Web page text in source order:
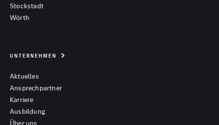
Stockstadt
Wörth
UNTERNEHMEN
Aktuelles
Ansprechpartner
Karriere
Ausbildung